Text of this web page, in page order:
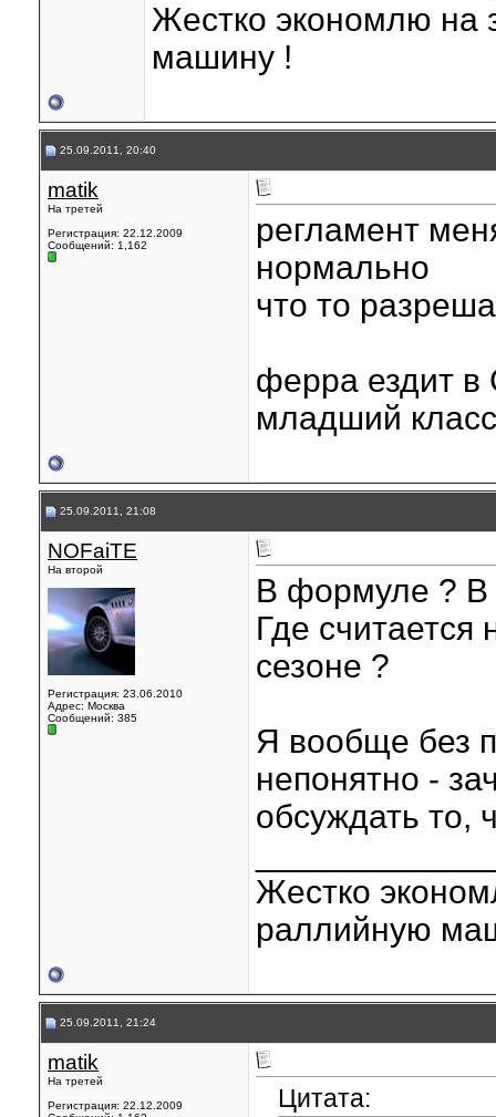
Жестко экономлю на
машину !
25.09.2011, 20:40
matik
На третей
Регистрация: 22.12.2009
Сообщений: 1,162
регламент
нормально
что то
ферра ездит в
младший
25.09.2011, 21:08
NOFaiTE
На второй
Регистрация: 23.06.2010
Адрес: Москва
Сообщений: 385
В формуле ?
Где
сезоне ?
Я вообще без
непонятно -
обсуждать то,
Жестко
раллийную
25.09.2011, 21:24
matik
На третей
Регистрация: 22.12.2009
Цитата: